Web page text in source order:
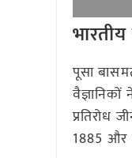
पूसा
प्रतिरोध
1885 और